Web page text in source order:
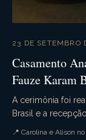
23 DE SETEMBRO
Casamento
Fauze Karam
A cerimônia foi
Brasil e a
📍 Carolina e Alison